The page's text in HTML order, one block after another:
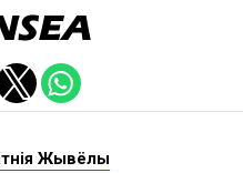
Жывёлы